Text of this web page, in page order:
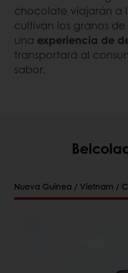
chocolate viajarán a
cultivan los granos
una experiencia de
transportará al
sabor.
Nueva Guinea / Vietnam /